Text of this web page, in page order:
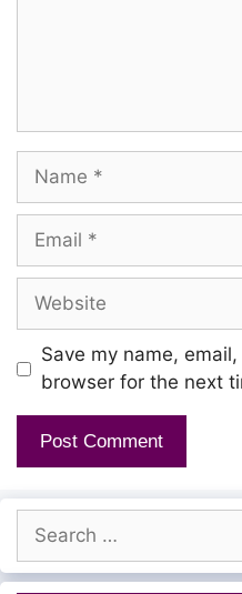
Sernthathintha chella
Intha bhoomi yulla
Vaazhum intha anbu
Koovaatha kuyil aadatha
Naanaagha irunthenae
Poovodu varum
Adhaaram antha devan
Sernthaai intha maanai
Name
Email
Website
Save my name,
browser for the next
Search
for: